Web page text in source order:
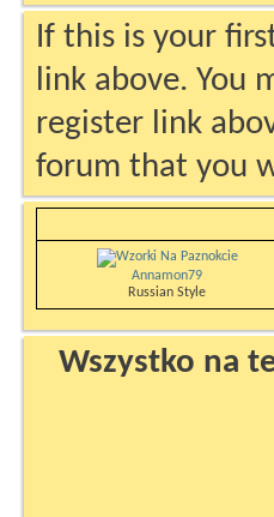
If this is your
link above. You
register link
forum that you
Annamon79
Russian Style
Wszystko na